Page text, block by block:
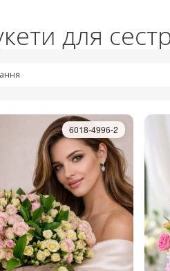
для
6018-4996-2